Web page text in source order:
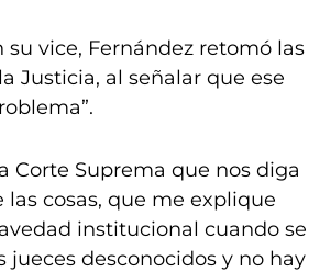
su vice, Fernández retomó las
Justicia, al señalar que ese
Corte Suprema que nos diga
cosas, que me explique
institucional cuando se
jueces desconocidos y no hay